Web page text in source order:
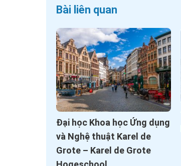
Bài liên quan
Đại học Khoa học Ứng dụng
và Nghệ thuật Karel de
Grote – Karel de Grote